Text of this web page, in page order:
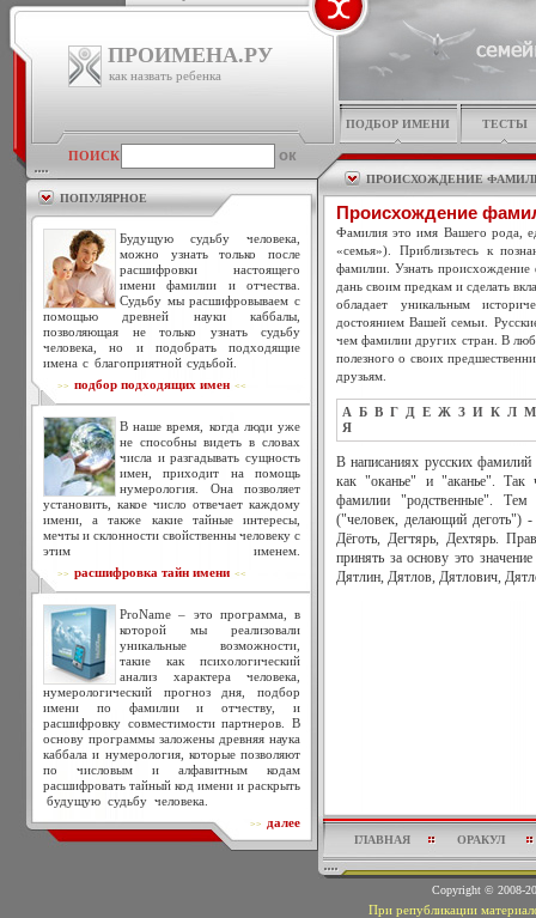
ПРОИМЕНА.РУ
как назвать ребенка
ПОИСК
ПОПУЛЯРНОЕ
Будущую судьбу человека,
можно узнать только после
расшифровки настоящего
имени фамилии и отчества.
Судьбу мы расшифровываем с
помощью древней науки каббалы,
позволяющая не только узнать судьбу
человека, но и подобрать подходящие
имена с благоприятной судьбой.
>> подбор подходящих имен <<
В наше время, когда люди уже
не способны видеть в словах
числа и разгадывать сущность
имен, приходит на помощь
нумерология. Она позволяет
установить, какое число отвечает каждому
имени, а также какие тайные интересы,
мечты и склонности свойственны человеку с
этим именем.
>> расшифровка тайн имени <<
ProName – это программа, в
которой мы реализовали
уникальные возможности,
такие как психологический
анализ характера человека,
нумерологический прогноз дня, подбор
имени по фамилии и отчеству, и
расшифровку совместимости партнеров. В
основу программы заложены древняя наука
каббала и нумерология, которые позволяют
по числовым и алфавитным кодам
расшифровать тайный код имени и раскрыть
будущую судьбу человека.
>> далее
ПОДБОР ИМЕНИ ТЕСТЫ
ПРОИСХОЖДЕНИЕ
Происхождение
Фамилия это имя Вашего рода,
«семья»). Приблизьтесь к
фамилии. Узнать
дань своим предкам и сделать
обладает уникальным
достоянием Вашей семьи.
чем фамилии других стран. В
полезного о своих
друзьям.
А Б В Г Д Е Ж З И К Л М
Я
В написаниях русских фамилий
как "оканье" и "аканье". Так
фамилии "родственные". Тем
("человек, делающий деготь")
Дёготь, Дегтярь, Дехтярь.
принять за основу это
Дятлин, Дятлов, Дятлович,
ГЛАВНАЯ ОРАКУЛ
Copyright © 2008-
При републикации